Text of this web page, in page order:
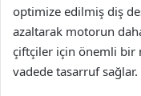
optimize edilmiş diş
azaltarak motorun
çiftçiler için önemli bir
vadede tasarruf sağlar.